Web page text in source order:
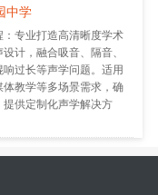
中学
专业打造高清晰度学术
计，融合吸音、隔音、
过长等声学问题。适用
教学等多场景需求，确
供定制化声学解决方